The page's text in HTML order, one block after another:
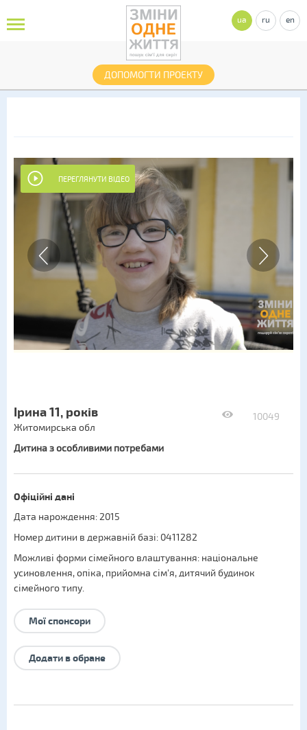
ДОПОМОГТИ ПРОЕКТУ
ua ru en
ПЕРЕГЛЯНУТИ ВІДЕО
10049
Ірина 11, років
Житомирська обл
Дитина з особливими потребами
Офіційні дані
Дата нарождення: 2015
Номер дитини в державній базі: 0411282
Можливі форми сімейного влаштування: національне
усиновлення,опіка, прийомна сім'я,дитячий будинок
сімейного типу.
Мої спонсори
Додати в обране